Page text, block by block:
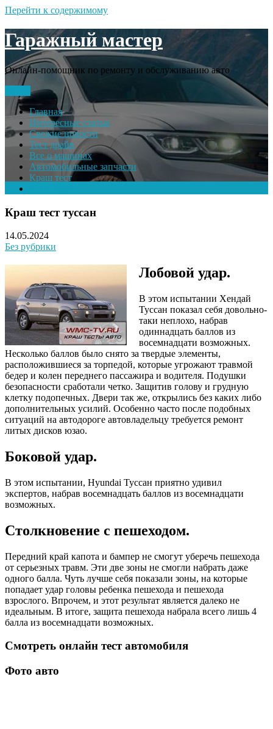
Перейти к содержимому
Гаражный мастер
Онлайн-помощник по ремонту и обслуживанию авто
Главная
Интересные статьи
Свежие новости
Тест драйв
Все о машинах
Автомобильные запчасти
Краш тест
Краш тест туссан
14.05.2024
Без рубрики
Лобовой удар.
В этом испытании Хендай
Туссан показал себя довольно-
таки неплохо, набрав
одиннадцать баллов из
восемнадцати возможных.
Несколько баллов было снято за твердые элементы,
расположившиеся за торпедой, которые угрожают травмой
бедер и колен переднего пассажира и водителя. Подушки
безопасности сработали четко. Защитив голову и грудную
клетку подопечных. Двери так же, открылись без каких либо
дополнительных усилий. Особенно часто после подобных
ситуаций на автодороге автовладельцу требуется ремонт
литых дисков юзао.
Боковой удар.
В этом испытании, Hyundai Туссан приятно удивил
экспертов, набрав восемнадцать баллов из восемнадцати
возможных.
Столкновение с пешеходом.
Передний край капота и бампер не смогут уберечь пешехода
от серьезных травм. Эти две зоны не смогли набрать даже
одного балла. Чуть лучше себя показали зоны, на которые
попадает удар головы ребенка пешехода и пешехода
взрослого. Впрочем, и этот результат является далеко не
идеальным. В итоге, защита пешехода набрала всего лишь 4
балла из восемнадцати возможных.
Смотреть онлайн тест автомобиля
Фото авто